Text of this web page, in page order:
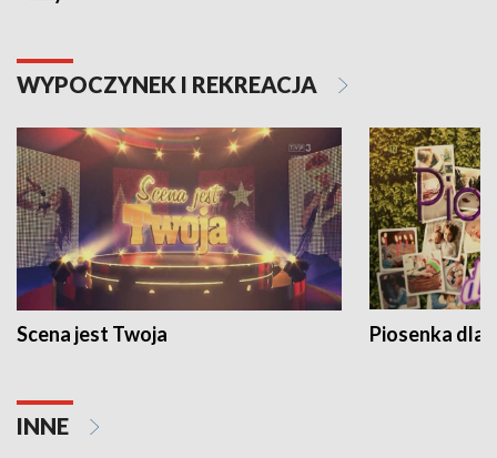
WYPOCZYNEK I REKREACJA
Scena jest Twoja Piosenka dla
INNE